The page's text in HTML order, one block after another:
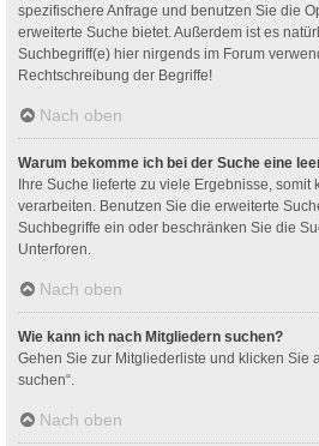
spezifischere Anfrage und benutzen Sie die
erweiterte Suche bietet. Außerdem ist es
Suchbegriff(e) hier nirgends im Forum
Rechtschreibung der Begriffe!
Nach oben
Warum bekomme ich bei der Suche eine
Ihre Suche lieferte zu viele Ergebnisse, somit
verarbeiten. Benutzen Sie die erweiterte
Suchbegriffe ein oder beschränken Sie die
Unterforen.
Nach oben
Wie kann ich nach Mitgliedern suchen?
Gehen Sie zur Mitgliederliste und klicken Sie
suchen“.
Nach oben